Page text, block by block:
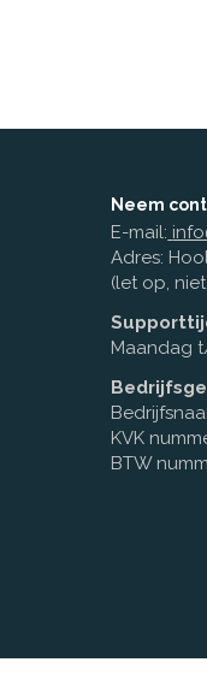
Neem
E-mail:
Adres:
(let op,
Maandag
KVK
BTW